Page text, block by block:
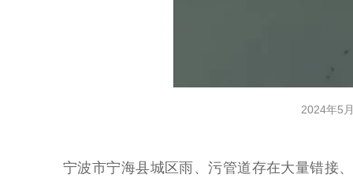
2024年5
宁波市宁海县城区雨、污管道存在大量错接